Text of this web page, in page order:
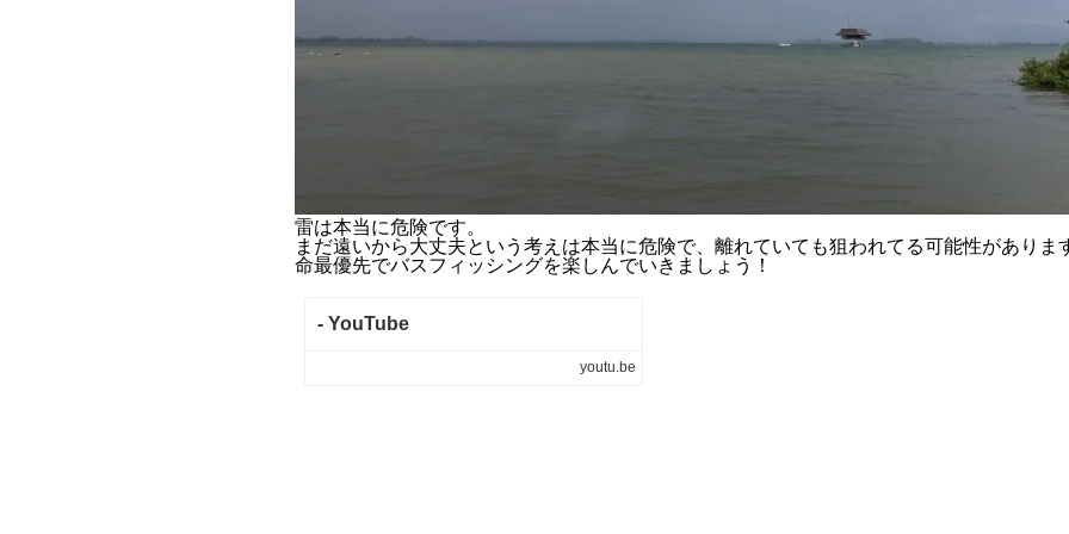
雷は本当に危険です。
まだ遠いから大丈夫という考えは本当に危険で、離れていても狙われてる可能性がありま
命最優先でバスフィッシングを楽しんでいきましょう！